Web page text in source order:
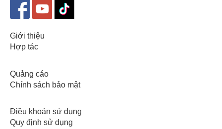
Giới thiệu
Hợp tác
Quảng cáo
Chính sách bảo mật
Điều khoản sử dụng
Quy định sử dụng